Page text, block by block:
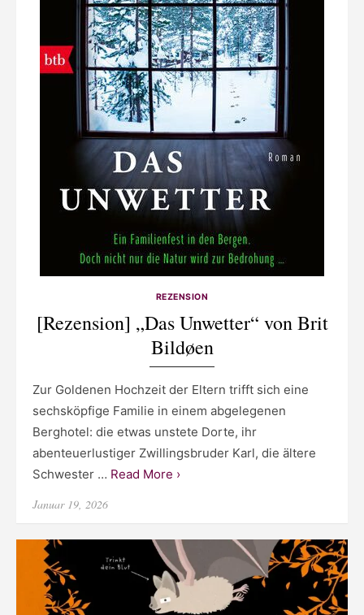
REZENSION
[Rezension] „Das Unwetter“ von Brit
Bildøen
Zur Goldenen Hochzeit der Eltern trifft sich eine
sechsköpfige Familie in einem abgelegenen
Berghotel: die etwas unstete Dorte, ihr
abenteuerlustiger Zwillingsbruder Karl, die ältere
Schwester … Read More ›
Posted
Januar 19, 2026